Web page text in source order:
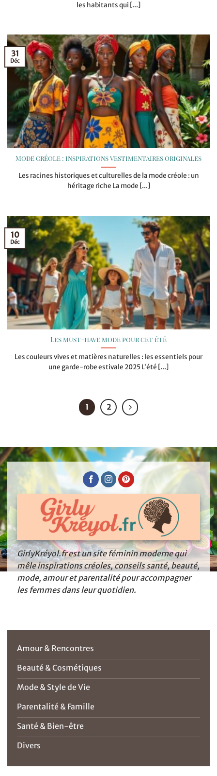
les habitants qui [...]
Mode créole : inspirations vestimentaires originales
Les racines historiques et culturelles de la mode créole : un
héritage riche La mode [...]
31
Déc
Les must-have mode pour cet été
Les couleurs vives et matières naturelles : les essentiels pour
une garde-robe estivale 2025 L’été [...]
10
Déc
1 2
GirlyKréyol.fr est un site féminin moderne qui
mêle inspirations créoles, conseils santé, beauté,
mode, amour et parentalité pour accompagner
les femmes dans leur quotidien.
Amour & Rencontres
Beauté & Cosmétiques
Mode & Style de Vie
Parentalité & Famille
Santé & Bien-être
Divers